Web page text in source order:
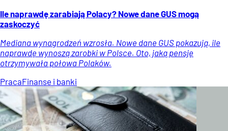
Ile naprawdę zarabiają Polacy? Nowe dane GUS mogą
zaskoczyć
Mediana wynagrodzeń wzrosła. Nowe dane GUS pokazują, ile
naprawdę wynoszą zarobki w Polsce. Oto, jaką pensję
otrzymywała połowa Polaków.
PracaFinanse i banki